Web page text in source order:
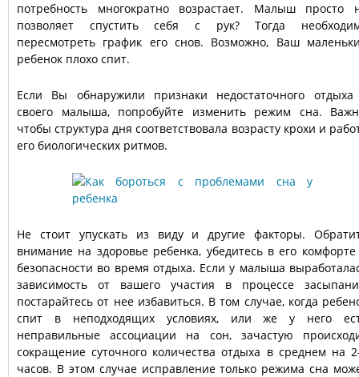
потребность многократно возрастает. Малыш просто
позволяет спустить себя с рук? Тогда
пересмотреть график его снов. Возможно, Ваш
ребенок плохо спит.
Если Вы обнаружили признаки недостаточного
своего малыша, попробуйте изменить режим сна.
чтобы структура дня соответствовала возрасту крохи и
его биологических ритмов.
Не стоит упускать из виду и другие факторы.
внимание на здоровье ребенка, убедитесь в его
безопасности во время отдыха. Если у малыша
зависимость от вашего участия в процессе
постарайтесь от нее избавиться. В том случае, когда
спит в неподходящих условиях, или же у него
неправильные ассоциации на сон, зачастую
сокращение суточного количества отдыха в среднем на
часов. В этом случае исправление только режима сна